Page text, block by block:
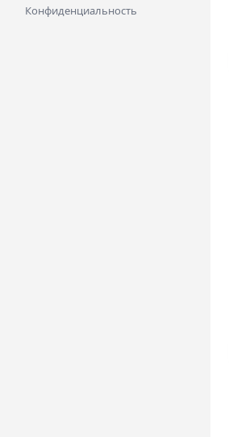
Конфиденциальность